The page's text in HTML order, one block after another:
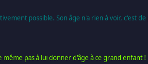
possible. Son âge n'a rien à voir, c'est
pas à lui donner d'âge à ce grand enfant !